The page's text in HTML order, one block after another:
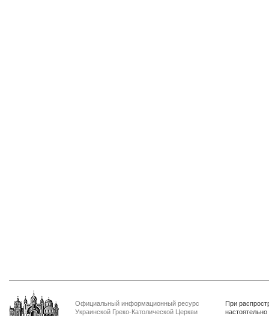
Официальный информационный ресурс
Украинской Греко-Католической Церкви
При